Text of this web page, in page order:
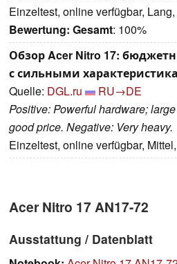
Einzeltest, online verfügbar,
Bewertung: Gesamt: 100%
Обзор Acer Nitro 17:
с сильными
Quelle: DGL.ru
RU→DE
Positive: Powerful hardware;
good price. Negative: Very heavy.
Einzeltest, online verfügbar,
Acer Nitro 17 AN17-72
Ausstattung / Datenblatt